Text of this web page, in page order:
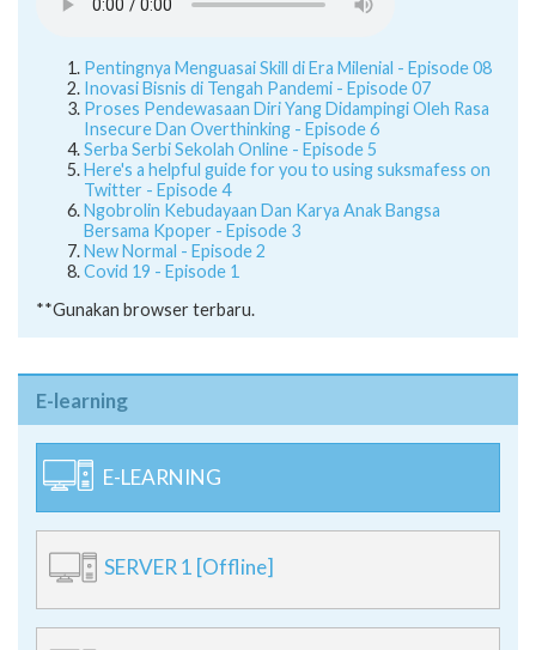
Pentingnya Menguasai Skill di Era Milenial - Episode 08
Inovasi Bisnis di Tengah Pandemi - Episode 07
Proses Pendewasaan Diri Yang Didampingi Oleh Rasa
Insecure Dan Overthinking - Episode 6
Serba Serbi Sekolah Online - Episode 5
Here's a helpful guide for you to using suksmafess on
Twitter - Episode 4
Ngobrolin Kebudayaan Dan Karya Anak Bangsa
Bersama Kpoper - Episode 3
New Normal - Episode 2
Covid 19 - Episode 1
**Gunakan browser terbaru.
E-learning
E-LEARNING
SERVER 1 [Offline]